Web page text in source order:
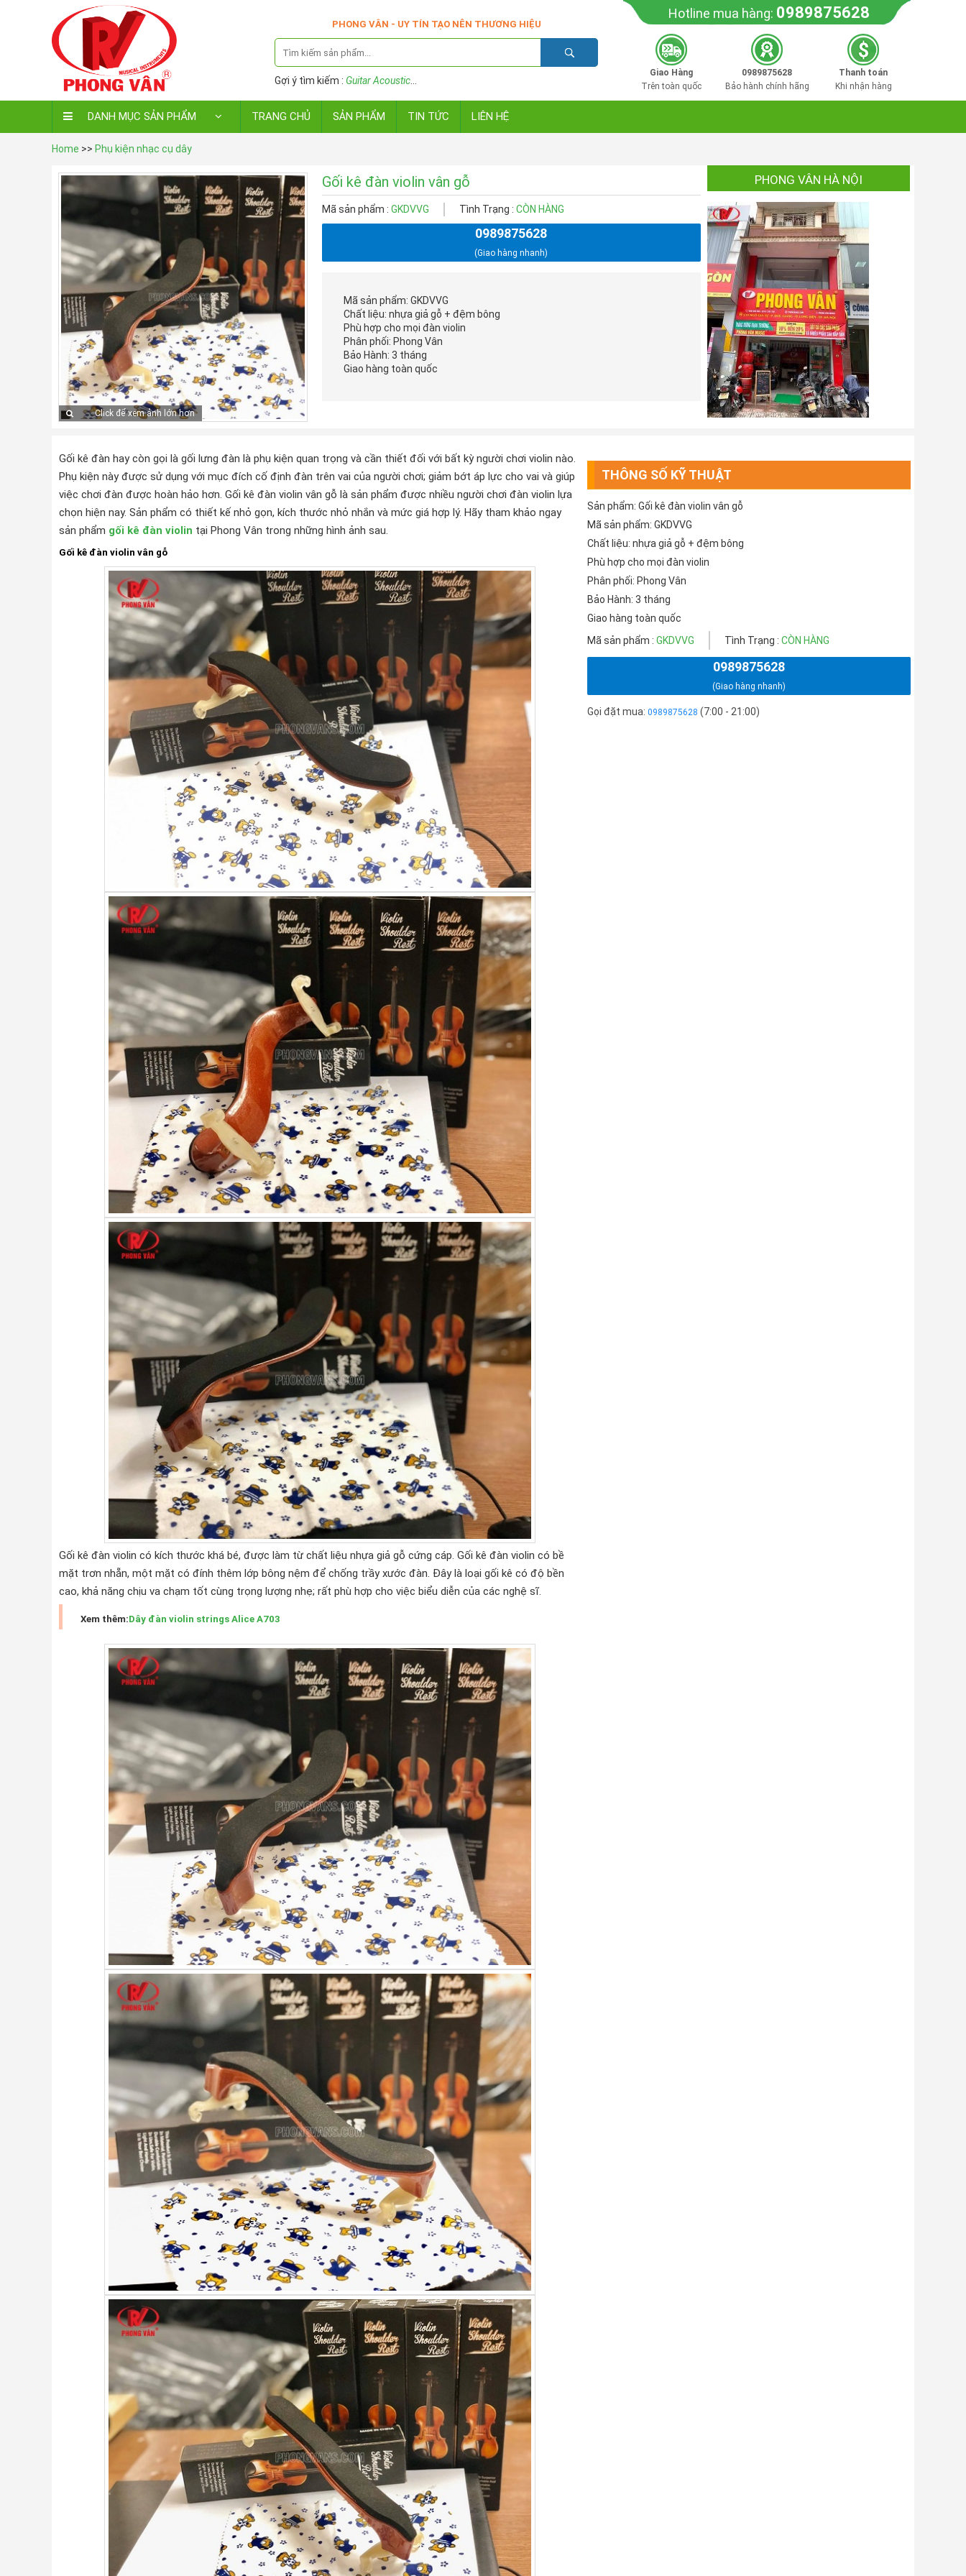
PHONG VÂN - UY TÍN TẠO NÊN THƯƠNG HIỆU
Gợi ý tìm kiếm : Guitar Acoustic
Hotline mua hàng: 0989875628
Giao Hàng
Trên toàn quốc
0989875628
Bảo hành chính hãng
Thanh toán
Khi nhận hàng
DANH MỤC SẢN PHẨM TRANG CHỦ SẢN PHẨM TIN TỨC LIÊN HỆ
Home >> Phụ kiện nhạc cụ dây
Click để xem ảnh lớn hơn
Gối kê đàn violin vân gỗ
Mã sản phẩm : GKDVVG Tình Trạng : CÒN HÀNG
0989875628
(Giao hàng nhanh)
Mã sản phẩm: GKDVVG
Chất liệu: nhựa giả gỗ + đệm bông
Phù hợp cho mọi đàn violin
Phân phối: Phong Vân
Bảo Hành: 3 tháng
Giao hàng toàn quốc
PHONG VÂN HÀ NỘI
Gối kê đàn hay còn gọi là gối lưng đàn là phụ kiện quan trọng và cần thiết đối với bất kỳ người chơi violin nào.
Phụ kiện này được sử dụng với mục đích cố định đàn trên vai của người chơi; giảm bớt áp lực cho vai và giúp
việc chơi đàn được hoàn hảo hơn. Gối kê đàn violin vân gỗ là sản phẩm được nhiều người chơi đàn violin lựa
chọn hiện nay. Sản phẩm có thiết kế nhỏ gọn, kích thước nhỏ nhắn và mức giá hợp lý. Hãy tham khảo ngay
sản phẩm gối kê đàn violin tại Phong Vân trong những hình ảnh sau.
Gối kê đàn violin vân gỗ
Gối kê đàn violin có kích thước khá bé, được làm từ chất liệu nhựa giả gỗ cứng cáp. Gối kê đàn violin có bề
mặt trơn nhẵn, một mặt có đính thêm lớp bông nệm để chống trầy xước đàn. Đây là loại gối kê có độ bền
cao, khả năng chịu va chạm tốt cùng trọng lượng nhẹ; rất phù hợp cho việc biểu diễn của các nghệ sĩ.
Xem thêm:Dây đàn violin strings Alice A703
THÔNG SỐ KỸ THUẬT
Sản phẩm: Gối kê đàn violin vân gỗ
Mã sản phẩm: GKDVVG
Chất liệu: nhựa giả gỗ + đệm bông
Phù hợp cho mọi đàn violin
Phân phối: Phong Vân
Bảo Hành: 3 tháng
Giao hàng toàn quốc
Mã sản phẩm : GKDVVG Tình Trạng : CÒN HÀNG
0989875628
(Giao hàng nhanh)
Gọi đặt mua: 0989875628 (7:00 - 21:00)